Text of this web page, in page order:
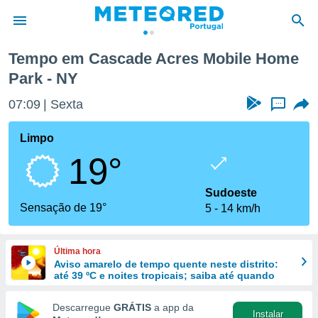
da
foi
para
e
forma
Tempo em Cascade Acres Mobile Home
Park - NY
07:09 Sexta ...
Limpo
19°
Sensação de 19°
Sudoeste
5
14 km/h
Última hora
Aviso amarelo de tempo quente neste distrito:
até 39 ºC e noites tropicais; saiba até quando
Descarregue GRÁTIS a app da
Instalar